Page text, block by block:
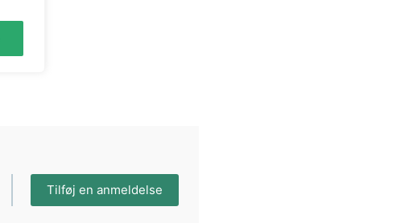
Tilføj en anmeldelse